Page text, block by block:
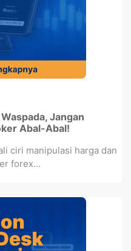
Jangan
Abal-Abal!
ciri manipulasi harga dan
forex...